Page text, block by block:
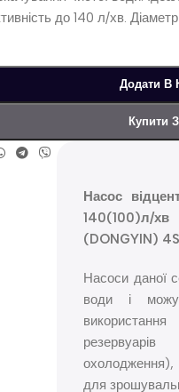
до 140 л/хв.
Додати В
Купити
Насос
140(100)л/
(DONGYIN)
Насоси даної
води і
для